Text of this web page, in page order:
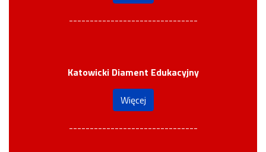
-------------------------------
Katowicki Diament Edukacyjny
Więcej
-------------------------------